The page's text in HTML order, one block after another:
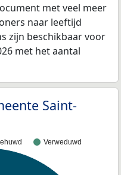
met veel meer
naar leeftijd
zijn beschikbaar voor
met het aantal
Saint-
Verweduwd